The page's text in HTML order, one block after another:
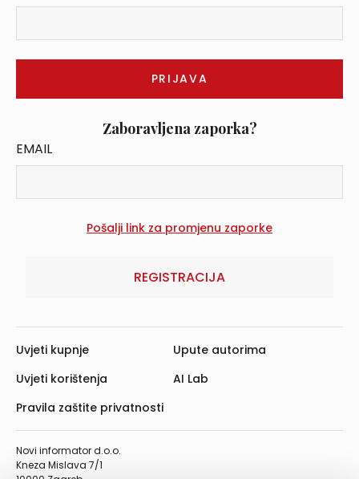
Zaboravljena zaporka?
EMAIL
REGISTRACIJA
Novi informator d.o.o.
Kneza Mislava 7/1
Uvjeti kupnje
Uvjeti korištenja
Pravila zaštite privatnosti
Upute autorima
AI Lab